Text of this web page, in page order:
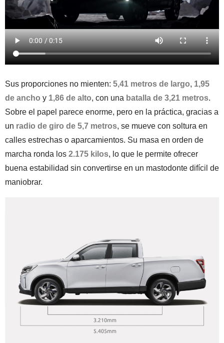
Sus proporciones no mienten: 5,41 metros de largo, 1,95
de ancho y 1,86 de alto, con una batalla de 3,21 metros.
Sobre el papel parece enorme, pero en la práctica, gracias a
un radio de giro de 5,7 metros, se mueve con soltura en
calles estrechas o aparcamientos. Su masa en orden de
marcha ronda los 2.175 kilos, lo que le permite ofrecer
buena estabilidad sin convertirse en un mastodonte difícil de
maniobrar.